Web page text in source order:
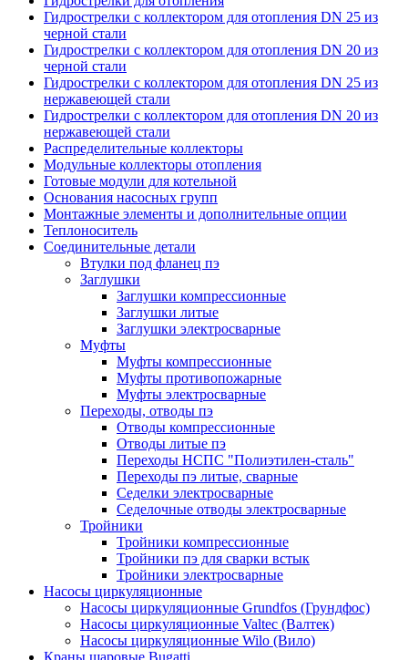
Гидрострелки с коллектором для отопления DN 25 из
черной стали
Гидрострелки с коллектором для отопления DN 20 из
черной стали
Гидрострелки с коллектором для отопления DN 25 из
нержавеющей стали
Гидрострелки с коллектором для отопления DN 20 из
нержавеющей стали
Распределительные коллекторы
Модульные коллекторы отопления
Готовые модули для котельной
Основания насосных групп
Монтажные элементы и дополнительные опции
Теплоноситель
Соединительные детали
Втулки под фланец пэ
Заглушки
Заглушки компрессионные
Заглушки литые
Заглушки электросварные
Муфты
Муфты компрессионные
Муфты противопожарные
Муфты электросварные
Переходы, отводы пэ
Отводы компрессионные
Отводы литые пэ
Переходы НСПС "Полиэтилен-сталь"
Переходы пэ литые, сварные
Седелки электросварные
Седелочные отводы электросварные
Тройники
Тройники компрессионные
Тройники пэ для сварки встык
Тройники электросварные
Насосы циркуляционные
Насосы циркуляционные Grundfos (Грундфос)
Насосы циркуляционные Valtec (Валтек)
Насосы циркуляционные Wilo (Вило)
Краны шаровые Bugatti